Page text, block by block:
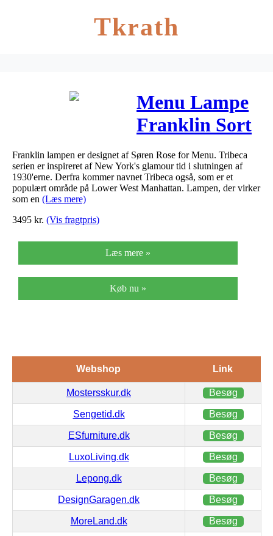
Tkrath
Menu Lampe
Franklin Sort
Franklin lampen er designet af Søren Rose for Menu. Tribeca
serien er inspireret af New York's glamour tid i slutningen af
1930'erne. Derfra kommer navnet Tribeca også, som er et
populært område på Lower West Manhattan. Lampen, der virker
som en (Læs mere)
3495 kr. (Vis fragtpris)
Læs mere »
Køb nu »
Webshop Link
Mostersskur.dk Besøg
Sengetid.dk Besøg
ESfurniture.dk Besøg
LuxoLiving.dk Besøg
Lepong.dk Besøg
DesignGaragen.dk Besøg
MoreLand.dk Besøg